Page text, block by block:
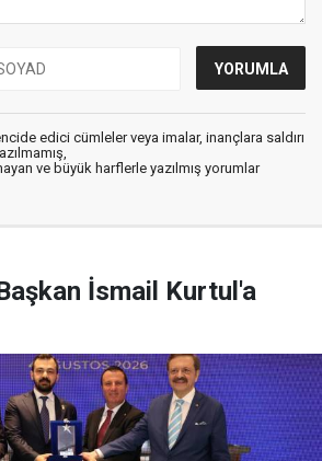
edici cümleler veya imalar, inançlara saldırı
ve büyük harflerle yazılmış yorumlar
İsmail Kurtul'a